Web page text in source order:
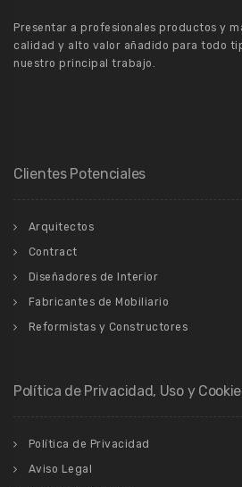
Presentar a profesionales productos y
calidad y alto valor añadido para todo
nuestro principal trabajo.
Clientes Potenciales
Arquitectos
Contract
Diseñadores de Interior
Fabricantes de Mobiliario
Reformistas y Constructores
Política de Privacidad, Uso y
Política de Privacidad
Aviso Legal